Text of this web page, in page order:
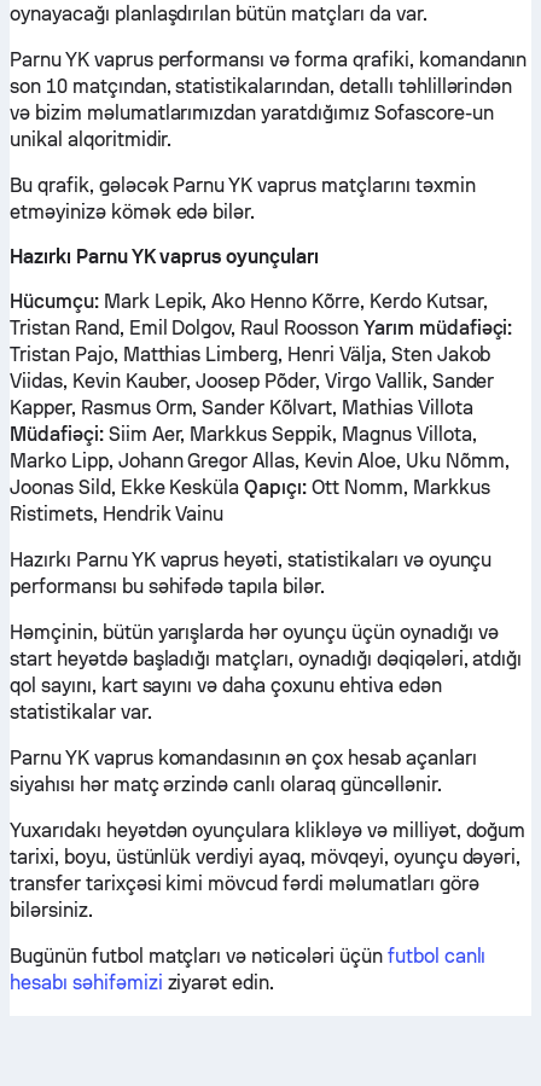
oynayacağı planlaşdırılan bütün matçları da var.
Parnu YK vaprus performansı və forma qrafiki, komandanın
son 10 matçından, statistikalarından, detallı təhlillərindən
və bizim məlumatlarımızdan yaratdığımız Sofascore-un
unikal alqoritmidir.
Bu qrafik, gələcək Parnu YK vaprus matçlarını təxmin
etməyinizə kömək edə bilər.
Hazırkı Parnu YK vaprus oyunçuları
Hücumçu:Mark Lepik, Ako Henno Kõrre, Kerdo Kutsar,
Tristan Rand, Emil Dolgov, Raul Roosson Yarım müdafiəçi:
Tristan Pajo, Matthias Limberg, Henri Välja, Sten Jakob
Viidas, Kevin Kauber, Joosep Põder, Virgo Vallik, Sander
Kapper, Rasmus Orm, Sander Kõlvart, Mathias Villota
Müdafiəçi:Siim Aer, Markkus Seppik, Magnus Villota,
Marko Lipp, Johann Gregor Allas, Kevin Aloe, Uku Nõmm,
Joonas Sild, Ekke KeskülaQapıçı: Ott Nomm, Markkus
Ristimets, Hendrik Vainu
Hazırkı Parnu YK vaprus heyəti, statistikaları və oyunçu
performansı bu səhifədə tapıla bilər.
Həmçinin, bütün yarışlarda hər oyunçu üçün oynadığı və
start heyətdə başladığı matçları, oynadığı dəqiqələri, atdığı
qol sayını, kart sayını və daha çoxunu ehtiva edən
statistikalar var.
Parnu YK vaprus komandasının ən çox hesab açanları
siyahısı hər matç ərzində canlı olaraq güncəllənir.
Yuxarıdakı heyətdən oyunçulara klikləyə və milliyət, doğum
tarixi, boyu, üstünlük verdiyi ayaq, mövqeyi, oyunçu dəyəri,
transfer tarixçəsi kimi mövcud fərdi məlumatları görə
bilərsiniz.
Bugünün futbol matçları və nəticələri üçün futbol canlı
hesabı səhifəmizi ziyarət edin.